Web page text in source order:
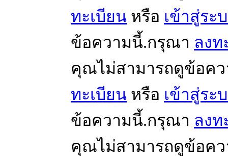
ทะเบียน หรือ เข้าสู่ระ
ข้อความนี้.กรุณา ลงท
คุณไม่สามารถดูข้อค
ทะเบียน หรือ เข้าสู่ระ
ข้อความนี้.กรุณา ลงท
คุณไม่สามารถดูข้อค